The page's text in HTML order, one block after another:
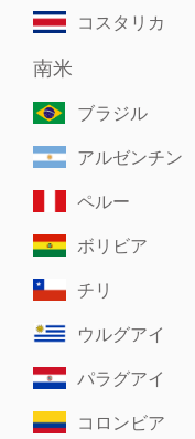
コスタリカ
南米
ブラジル
アルゼンチン
ペルー
ボリビア
チリ
ウルグアイ
パラグアイ
コロンビア